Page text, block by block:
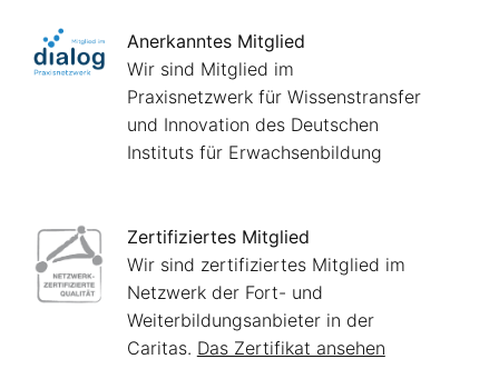
Anerkanntes Mitglied
Wir sind Mitglied im
Praxisnetzwerk für Wissenstransfer
und Innovation des Deutschen
Instituts für Erwachsenbildung
Zertifiziertes Mitglied
Wir sind zertifiziertes Mitglied im
Netzwerk der Fort- und
Weiterbildungsanbieter in der
Caritas. Das Zertifikat ansehen